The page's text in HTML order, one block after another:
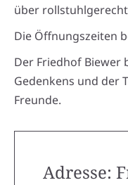
über
Die Öffnungszeiten
Der Friedhof Biewer
Gedenkens und der
Freunde.
Adresse: